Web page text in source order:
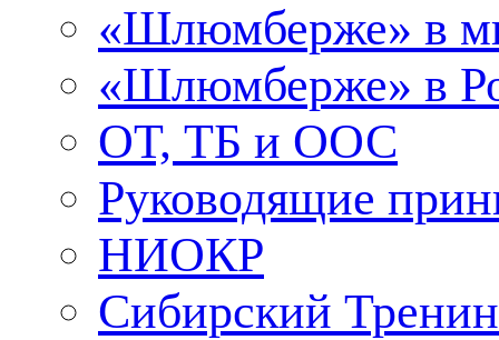
«Шлюмберже» в
«Шлюмберже» в
ОТ, ТБ и ООС
Руководящие
НИОКР
Сибирский